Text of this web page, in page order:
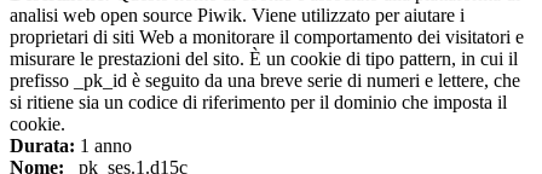
analisi web open source Piwik. Viene utilizzato per aiutare i
proprietari di siti Web a monitorare il comportamento dei visitatori e
misurare le prestazioni del sito. È un cookie di tipo pattern, in cui il
prefisso _pk_id è seguito da una breve serie di numeri e lettere, che
si ritiene sia un codice di riferimento per il dominio che imposta il
cookie.
Durata: 1 anno
Nome: _pk_ses.1.d15c